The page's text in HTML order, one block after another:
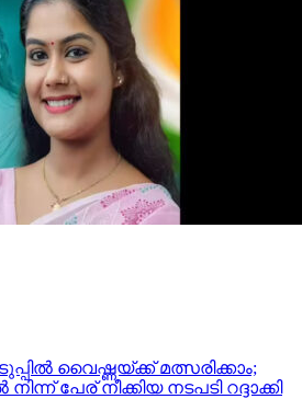
വൈഷ്ണയ്ക്ക് മത്സരിക്കാം;
നിന്ന് പേര് നീക്കിയ നടപടി റദ്ദാക്കി